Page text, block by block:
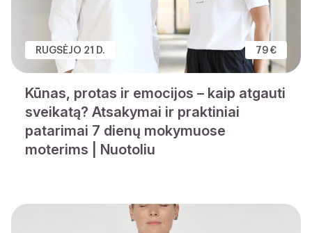
RUGSĖJO 21 D. 79 €
Kūnas, protas ir emocijos – kaip atgauti
sveikatą? Atsakymai ir praktiniai
patarimai 7 dienų mokymuose
moterims | Nuotoliu